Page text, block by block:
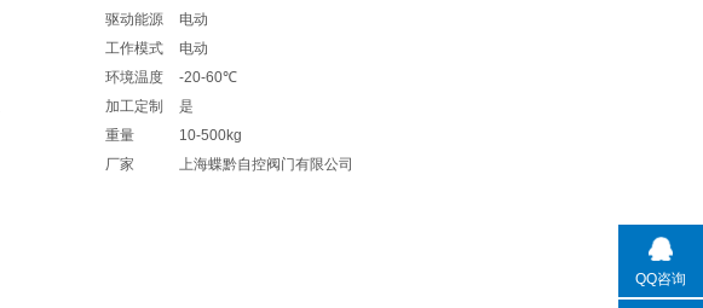
驱动能源
电动
工作模式
电动
环境温度
-20-60℃
加工定制
是
重量
10-500kg
厂家 上海蝶黔自控阀门有限公司
QQ咨询